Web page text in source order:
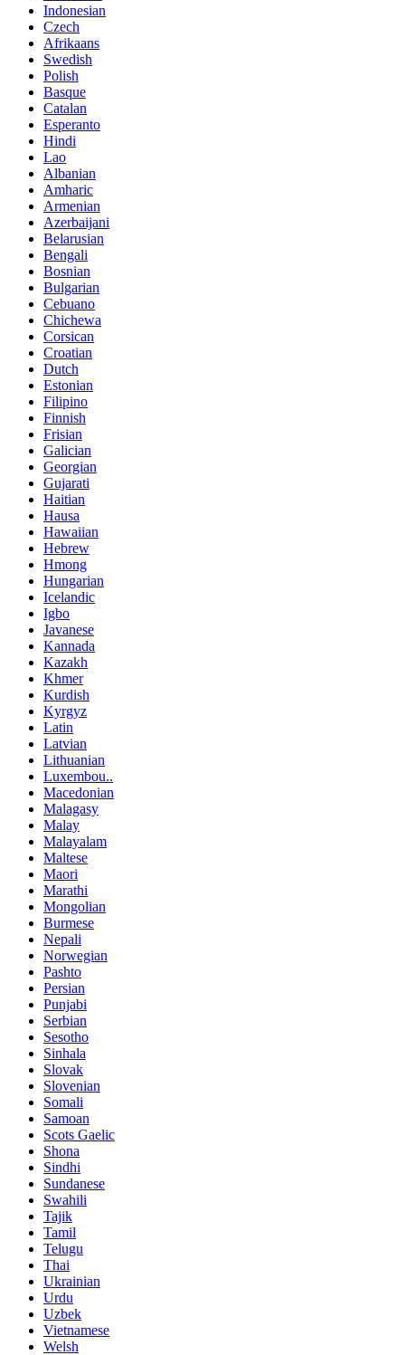
Indonesian
Czech
Afrikaans
Swedish
Polish
Basque
Catalan
Esperanto
Hindi
Lao
Albanian
Amharic
Armenian
Azerbaijani
Belarusian
Bengali
Bosnian
Bulgarian
Cebuano
Chichewa
Corsican
Croatian
Dutch
Estonian
Filipino
Finnish
Frisian
Galician
Georgian
Gujarati
Haitian
Hausa
Hawaiian
Hebrew
Hmong
Hungarian
Icelandic
Igbo
Javanese
Kannada
Kazakh
Khmer
Kurdish
Kyrgyz
Latin
Latvian
Lithuanian
Luxembou..
Macedonian
Malagasy
Malay
Malayalam
Maltese
Maori
Marathi
Mongolian
Burmese
Nepali
Norwegian
Pashto
Persian
Punjabi
Serbian
Sesotho
Sinhala
Slovak
Slovenian
Somali
Samoan
Scots Gaelic
Shona
Sindhi
Sundanese
Swahili
Tajik
Tamil
Telugu
Thai
Ukrainian
Urdu
Uzbek
Vietnamese
Welsh